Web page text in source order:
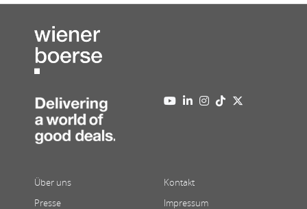
Über uns
Presse
Kontakt
Impressum